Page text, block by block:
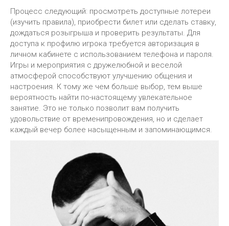
Процесс следующий: просмотреть доступные лотереи
(изучить правила), приобрести билет или сделать ставку,
дождаться розыгрыша и проверить результаты. Для
доступа к профилю игрока требуется авторизация в
личном кабинете с использованием телефона и пароля.
Игры и мероприятия с дружелюбной и веселой
атмосферой способствуют улучшению общения и
настроения. К тому же чем больше выбор, тем выше
вероятность найти по-настоящему увлекательное
занятие. Это не только позволит вам получить
удовольствие от временипровождения, но и сделает
каждый вечер более насыщенным и запоминающимся.